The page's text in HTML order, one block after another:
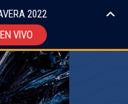
2022
VIVO